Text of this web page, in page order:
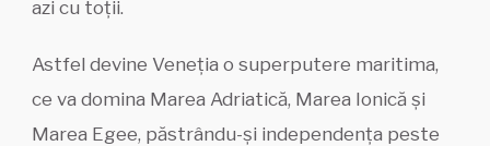
azi cu toții.
Astfel devine Veneția o superputere maritima,
ce va domina Marea Adriatică, Marea Ionică și
Marea Egee, păstrându-și independența peste